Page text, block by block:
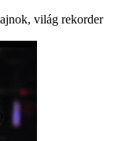
világ rekorder